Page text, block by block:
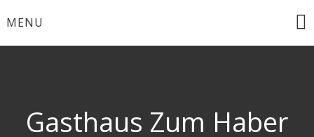
toMENU
Gasthaus Zum Haber